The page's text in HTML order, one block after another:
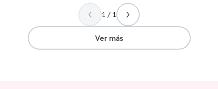
perros
y amigos como
necesitaban
1 / 1
Ver más